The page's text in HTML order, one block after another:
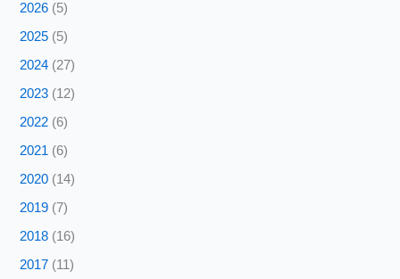
2026 (5)
2025 (5)
2024 (27)
2023 (12)
2022 (6)
2021 (6)
2020 (14)
2019 (7)
2018 (16)
2017 (11)